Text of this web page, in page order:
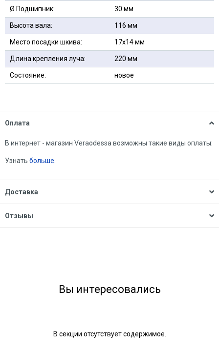
Ø Подшипник: 30 мм
Высота вала: 116 мм
Место посадки шкива: 17х14 мм
Длина крепления луча: 220 мм
Состояние: новое
Оплата
В интернет - магазин Veraodessa возможны такие виды оплаты:
Узнать больше.
Доставка
Отзывы
Вы интересовались
В секции отсутствует содержимое.